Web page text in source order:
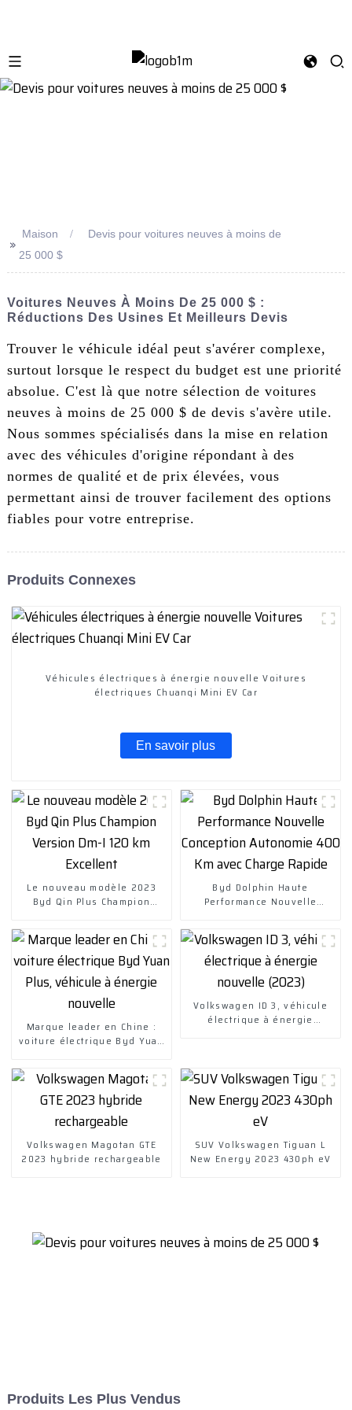
>> Maison
Devis pour voitures neuves à moins de
25 000 $
Voitures Neuves À Moins De 25 000 $ :
Réductions Des Usines Et Meilleurs Devis
Trouver le véhicule idéal peut s'avérer complexe,
surtout lorsque le respect du budget est une priorité
absolue. C'est là que notre sélection de voitures
neuves à moins de 25 000 $ de devis s'avère utile.
Nous sommes spécialisés dans la mise en relation
avec des véhicules d'origine répondant à des
normes de qualité et de prix élevées, vous
permettant ainsi de trouver facilement des options
fiables pour votre entreprise.
Produits Connexes
Véhicules électriques à énergie nouvelle Voitures
électriques Chuanqi Mini EV Car
En savoir plus
Le nouveau modèle 2023
Byd Qin Plus Champion
Byd Dolphin Haute
Performance Nouvelle
Marque leader en Chine :
voiture électrique Byd Yuan
Volkswagen ID 3, véhicule
électrique à énergie
Volkswagen Magotan GTE
2023 hybride rechargeable
SUV Volkswagen Tiguan L
New Energy 2023 430ph eV
Produits Les Plus Vendus